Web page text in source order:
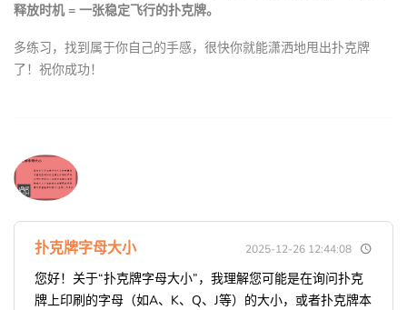
释放时机 = 一张稳定飞行的扑克牌。
多练习，找到属于你自己的手感，很快你就能潇洒地甩出扑克牌
了！祝你成功！
扑克牌字母大小 2025-12-26 12:44:08
您好！关于“扑克牌字母大小”，我理解您可能是在询问扑克
牌上印刷的字母（如A、K、Q、J等）的大小，或者扑克牌本